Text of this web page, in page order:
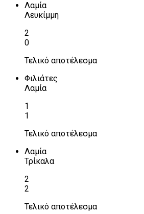
Λαμία
Λευκίμμη
2
0
Τελικό αποτέλεσμα
Φιλιάτες
Λαμία
1
1
Τελικό αποτέλεσμα
Λαμία
Τρίκαλα
2
2
Τελικό αποτέλεσμα